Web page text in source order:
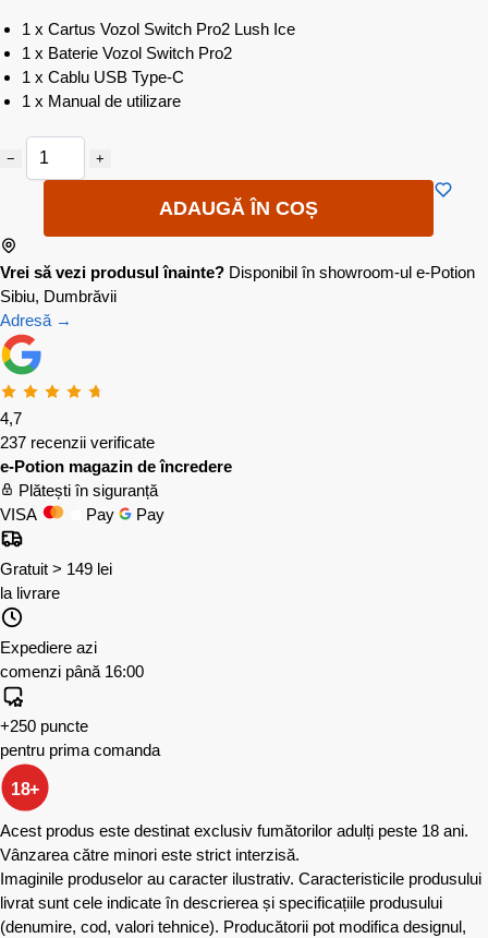
1 x Cartus Vozol Switch Pro2 Lush Ice
1 x Baterie Vozol Switch Pro2
1 x Cablu USB Type-C
1 x Manual de utilizare
− +
ADAUGĂ ÎN COȘ
Vrei să vezi produsul înainte? Disponibil în showroom-ul e-Potion
Sibiu, Dumbrăvii
Adresă →
4,7
237 recenzii verificate
e-Potion magazin de încredere
Plătești în siguranță
VISA
Pay Pay
Gratuit > 149 lei
la livrare
Expediere azi
comenzi până 16:00
+250 puncte
pentru prima comanda
18+
Acest produs este destinat exclusiv fumătorilor adulți peste 18 ani.
Vânzarea către minori este strict interzisă.
Imaginile produselor au caracter ilustrativ. Caracteristicile produsului
livrat sunt cele indicate în descrierea și specificațiile produsului
(denumire, cod, valori tehnice). Producătorii pot modifica designul,